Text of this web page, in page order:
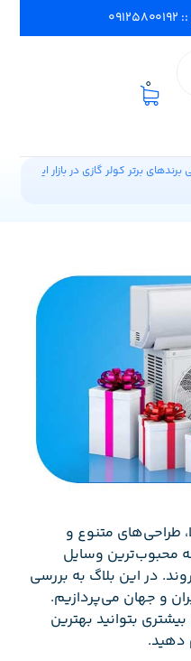
0
برتر کولر گازی در بازار ای
طراحی‌های متنوع و
محبوب‌ترین وسایل
در این بلاگ به بررسی
و جهان می‌پردازیم.
بتوانید بهترین
دهید.